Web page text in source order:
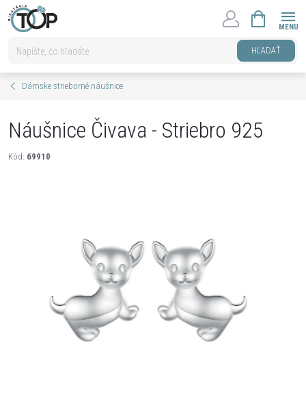
Prejsť
na
HĽADAŤ
KOŠÍK
Dámske strieborné náušnice
Náušnice Čivava - Striebro 925
Kód: 69910